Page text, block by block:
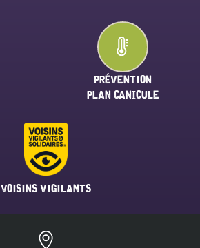
PRÉVENTION
PLAN CANICULE
VOISINS VIGILANTS